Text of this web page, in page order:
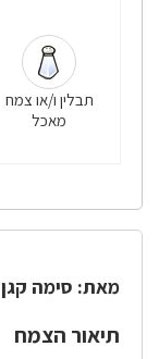
תבלין ו/או צמח
מאכל
מאת: סימה קגן
תיאור הצמח